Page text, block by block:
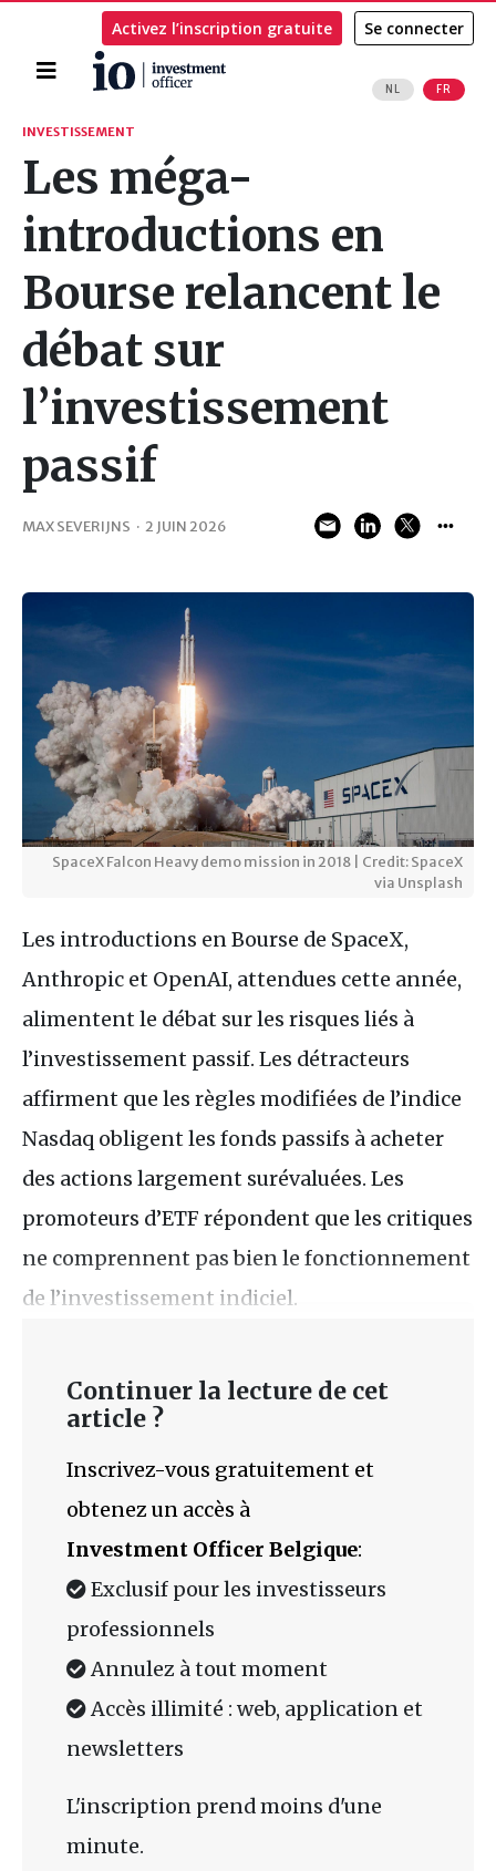
Accueil
NL FR
Activez l’inscription gratuite Se connecter
Rechercher
INVESTISSEMENT
Les méga-
introductions en
Bourse relancent le
débat sur
l’investissement
passif
MAX SEVERIJNS · 2 JUIN 2026
SpaceX Falcon Heavy demo mission in 2018 | Credit: SpaceX
via Unsplash
Les introductions en Bourse de SpaceX,
Anthropic et OpenAI, attendues cette année,
alimentent le débat sur les risques liés à
l’investissement passif. Les détracteurs
affirment que les règles modifiées de l’indice
Nasdaq obligent les fonds passifs à acheter
des actions largement surévaluées. Les
promoteurs d’ETF répondent que les critiques
ne comprennent pas bien le fonctionnement
de l’investissement indiciel.
Continuer la lecture de cet
article ?
Inscrivez-vous gratuitement et
obtenez un accès à
Investment Officer Belgique:
Exclusif pour les investisseurs
professionnels
Annulez à tout moment
Accès illimité : web, application et
newsletters
L'inscription prend moins d'une
minute.